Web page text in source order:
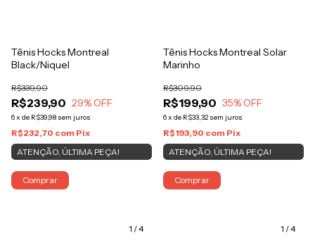
Tênis Hocks Montreal
Black/Niquel
R$239,90
R$339,90
29% OFF
6x de R$39,98 sem juros
R$232,70 com Pix
ATENÇÃO, ÚLTIMA PEÇA!
Comprar
Tênis Hocks Montreal Solar
Marinho
R$199,90
R$309,90
35% OFF
6x de R$33,32 sem juros
R$193,90 com Pix
ATENÇÃO, ÚLTIMA PEÇA!
Comprar
1 /4 1 /4